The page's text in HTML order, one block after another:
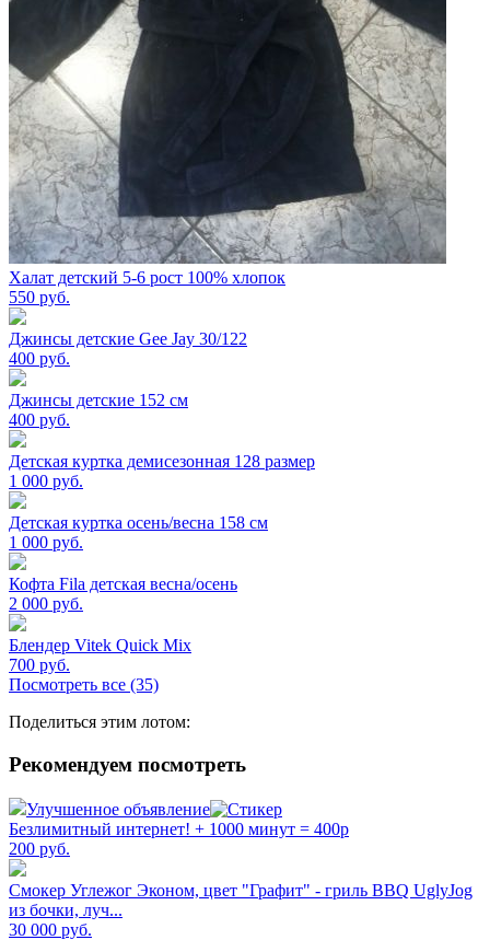
Халат детский 5-6 рост 100% хлопок
550 руб.
Джинсы детские Gee Jay 30/122
400 руб.
Джинсы детские 152 см
400 руб.
Детская куртка демисезонная 128 размер
1 000 руб.
Детская куртка осень/весна 158 см
1 000 руб.
Кофта Fila детская весна/осень
2 000 руб.
Блендер Vitek Quick Mix
700 руб.
Посмотреть все (35)
Поделиться этим лотом:
Рекомендуем посмотреть
Улучшенное объявление
Безлимитный интернет! + 1000 минут = 400р
200 руб.
Смокер Углежог Эконом, цвет "Графит" - гриль BBQ UglyJog
из бочки, луч...
30 000 руб.